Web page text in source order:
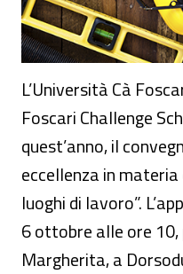
L’Università Cà
Foscari Challenge
quest’anno, il
eccellenza in
luoghi di lavoro”.
6 ottobre alle ore 10,
Margherita, a